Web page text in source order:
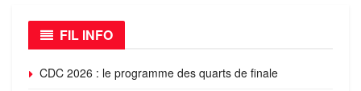
FIL INFO
CDC 2026 : le programme des quarts de finale